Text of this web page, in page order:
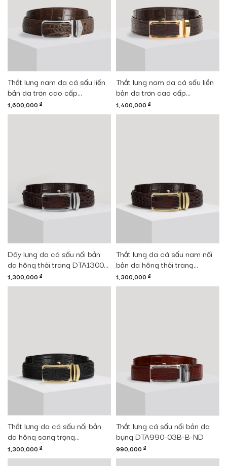
Thắt lưng nam da cá sấu liền
bản da trơn cao cấp
DTA1600-08B-T-CF
1,600,000 đ
Thắt lưng nam da cá sấu liền
bản da trơn cao cấp
DTA1400-07V-T-CF
1,400,000 đ
Dây lưng da cá sấu nối bản
da hông thời trang DTA1300-
08B-H-CF
1,300,000 đ
Thắt lưng da cá sấu nam nối
bản da hông thời trang
DTA1300-08V-H-CF
1,300,000 đ
Thắt lưng da cá sấu nối bản
da hông sang trọng
DTA1300-08V-H-D
1,300,000 đ
Thắt lưng cá sấu nối bản da
bụng DTA990-03B-B-ND
990,000 đ